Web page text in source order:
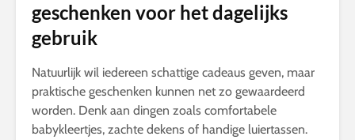
geschenken voor het dagelijks
gebruik
Natuurlijk wil iedereen schattige cadeaus geven, maar
praktische geschenken kunnen net zo gewaardeerd
worden. Denk aan dingen zoals comfortabele
babykleertjes, zachte dekens of handige luiertassen.